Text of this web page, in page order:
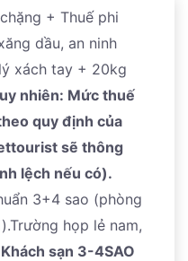
những món quà lưu
chân chụp hình bên
Skytreehùng vĩ, một
thủ đô.
BẢNtại nhà hàng, Đến
thoả sức mua
Nhật Bản & làm thủ
/ HANOI - Chuyến bay
+ Thuế phi
dầu, an ninh
xách tay + 20kg
nhiên: Mức thuế
quy định của
sẽ thông
lệch nếu có).
3+4 sao (phòng
họp lẻ nam,
Khách sạn 3-4SAO